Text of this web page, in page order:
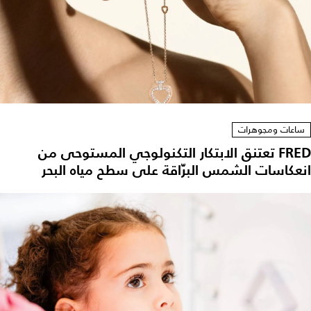
ساعات ومجوهرات
FRED تعتنق الابتكار التكنولوجي المستوحى من
انعكاسات الشمس البرّاقة على سطح مياه البحر